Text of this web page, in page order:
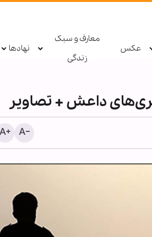
عکس
معارف و سبک
زندگی
نهادها
داعش + تصاویر
اربعین در فضای